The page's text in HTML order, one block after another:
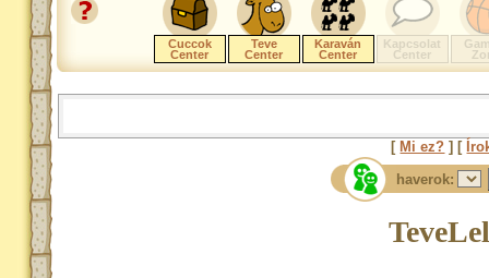
Cuccok
Center
Teve
Center
Karaván
Center
Kapcsolat
Center
[ Mi ez? ] [
haverok: